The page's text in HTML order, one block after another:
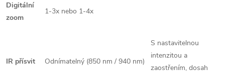
Digitální
zoom
1-3x nebo 1-4x
IR přísvit Odnímatelný (850 nm / 940 nm)
S nastavitelnou
intenzitou a
zaostřením, dosah